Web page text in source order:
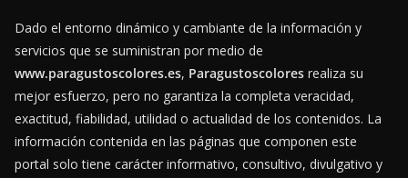
Dado el entorno dinámico y cambiante de la información y
servicios que se suministran por medio de
www.paragustoscolores.es, Paragustoscolores realiza su
mejor esfuerzo, pero no garantiza la completa veracidad,
exactitud, fiabilidad, utilidad o actualidad de los contenidos. La
información contenida en las páginas que componen este
portal solo tiene carácter informativo, consultivo, divulgativo y